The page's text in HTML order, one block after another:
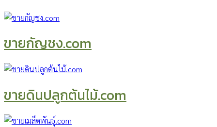
ขายกัญชง.com
ขายดินปลูกต้นไม้.com